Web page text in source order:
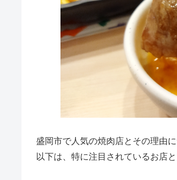
盛岡市で人気の焼肉店とその理由
以下は、特に注目されているお店と